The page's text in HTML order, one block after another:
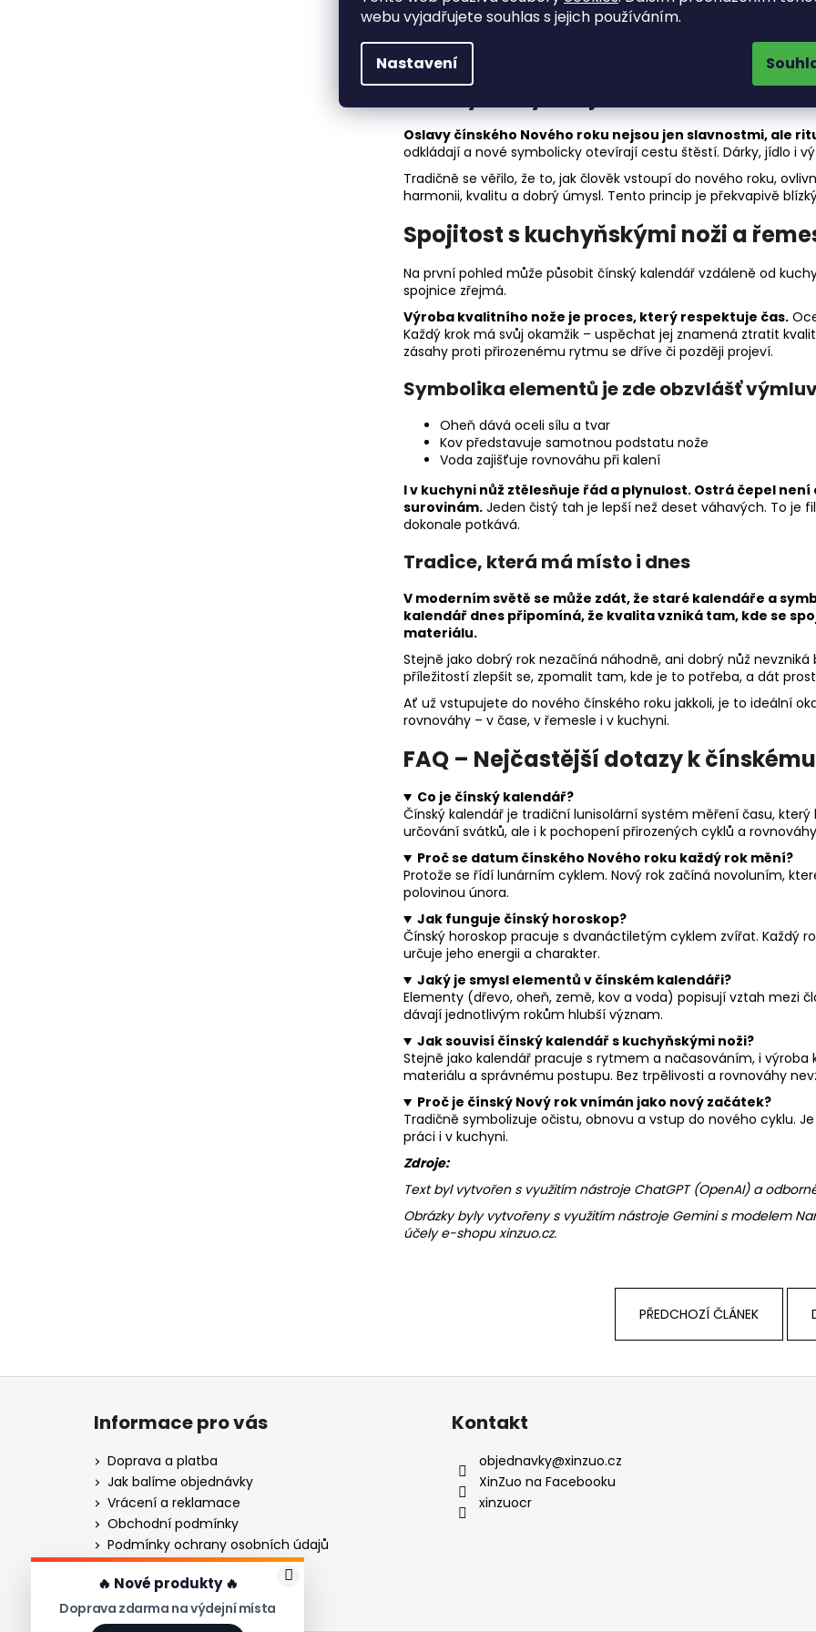
webu vyjadřujete souhlas s jejich používáním.
Nastavení
🔥 Nové produkty 🔥
Doprava zdarma na výdejní místa
Čínský Nový rok jako okamžik
Oslavy čínského Nového roku nejsou jen slavnostmi, ale
odkládají a nové symbolicky otevírají cestu štěstí. Dárky, jídlo i
Tradičně se věřilo, že to, jak člověk vstoupí do nového roku,
harmonii, kvalitu a dobrý úmysl. Tento princip je překvapivě
Spojitost s kuchyňskými noži a
Na první pohled může působit čínský kalendář vzdáleně od
spojnice zřejmá.
Výroba kvalitního nože je proces, který respektuje čas.
Každý krok má svůj okamžik – uspěchat jej znamená ztratit
zásahy proti přirozenému rytmu se dříve či později projeví.
Symbolika elementů je zde obzvlášť
Oheň dává oceli sílu a tvar
Kov představuje samotnou podstatu nože
Voda zajišťuje rovnováhu při kalení
I v kuchyni nůž ztělesňuje řád a plynulost. Ostrá čepel
surovinám. Jeden čistý tah je lepší než deset váhavých. To je
dokonale potkává.
Tradice, která má místo i dnes
V moderním světě se může zdát, že staré kalendáře a
kalendář dnes připomíná, že kvalita vzniká tam, kde se
materiálu.
Stejně jako dobrý rok nezačíná náhodně, ani dobrý nůž
příležitostí zlepšit se, zpomalit tam, kde je to potřeba, a dát
Ať už vstupujete do nového čínského roku jakkoli, je to ideální
rovnováhy – v čase, v řemesle i v kuchyni.
FAQ – Nejčastější dotazy k
Co je čínský kalendář?
Čínský kalendář je tradiční lunisolární systém měření času,
určování svátků, ale i k pochopení přirozených cyklů a
Proč se datum čínského Nového roku každý rok mění?
Protože se řídí lunárním cyklem. Nový rok začíná novoluním,
polovinou února.
Jak funguje čínský horoskop?
Čínský horoskop pracuje s dvanáctiletým cyklem zvířat. Každý
určuje jeho energii a charakter.
Jaký je smysl elementů v čínském kalendáři?
Elementy (dřevo, oheň, země, kov a voda) popisují vztah mezi
dávají jednotlivým rokům hlubší význam.
Jak souvisí čínský kalendář s kuchyňskými noži?
Stejně jako kalendář pracuje s rytmem a načasováním, i výroba
materiálu a správnému postupu. Bez trpělivosti a rovnováhy
Proč je čínský Nový rok vnímán jako nový začátek?
Tradičně symbolizuje očistu, obnovu a vstup do nového cyklu.
práci i v kuchyni.
Zdroje:
Text byl vytvořen s využitím nástroje ChatGPT (OpenAI) a
Obrázky byly vytvořeny s využitím nástroje Gemini s modelem
účely e-shopu xinzuo.cz.
PŘEDCHOZÍ ČLÁNEK
Informace pro vás
Doprava a platba
Jak balíme objednávky
Vrácení a reklamace
Obchodní podmínky
Podmínky ochrany osobních údajů
Gravírování - návod
Gravírování nožů pro firmy
Ověřování recenzí
Kontakt
objednavky@xinzuo.cz
XinZuo na Facebooku
xinzuocr